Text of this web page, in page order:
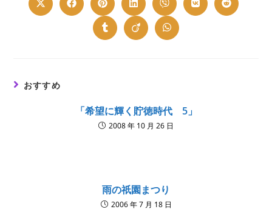
Opens
in
Opens
in
window
Opens
in
a
new
window
Opens
in
a
new
window
Opens
in
a
new
window
Opens
in
Opens
in
Opens
in
Opens
in
Opens
in
おすすめ
「希望に輝く貯徳時代 5」
2008 年 10 月 26 日
雨の祇園まつり
2006 年 7 月 18 日